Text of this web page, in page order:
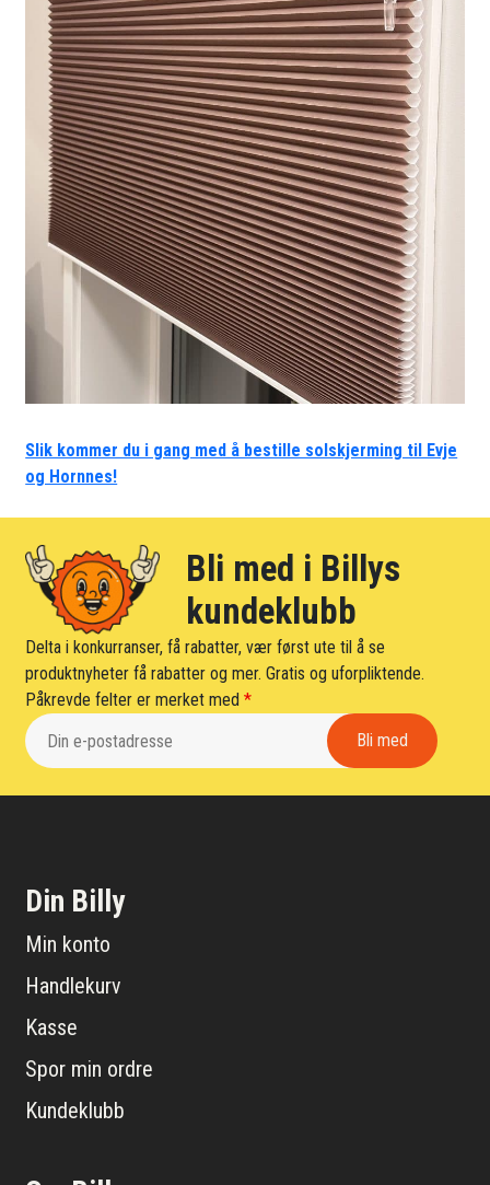
Slik kommer du i gang med å bestille solskjerming til Evje
og Hornnes!
Bli med i Billys
kundeklubb
Delta i konkurranser, få rabatter, vær først ute til å se
produktnyheter få rabatter og mer. Gratis og uforpliktende.
Påkrevde felter er merket med*
Din Billy
Min konto
Handlekurv
Kasse
Spor min ordre
Kundeklubb